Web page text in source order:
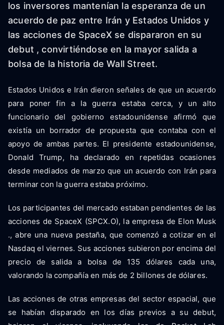
los inversores mantenían la esperanza de un
acuerdo de paz entre Irán y Estados Unidos y
las acciones de SpaceX se dispararon en su
debut , convirtiéndose en la mayor salida a
bolsa de la historia de Wall Street.
Estados Unidos e Irán dieron señales de que un acuerdo
para poner fin a la guerra estaba cerca, y un alto
funcionario del gobierno estadounidense afirmó que
existía un borrador de propuesta que contaba con el
apoyo de ambas partes. El presidente estadounidense,
Donald Trump, ha declarado en repetidas ocasiones
desde mediados de marzo que un acuerdo con Irán para
terminar con la guerra estaba próximo.
Los participantes del mercado estaban pendientes de las
acciones de SpaceX (SPCX.O), la empresa de Elon Musk
., abre una nueva pestaña, que comenzó a cotizar en el
Nasdaq el viernes. Sus acciones subieron por encima del
precio de salida a bolsa de 135 dólares cada una,
valorando la compañía en más de 2 billones de dólares.
Las acciones de otras empresas del sector espacial, que
se habían disparado en los días previos a su debut,